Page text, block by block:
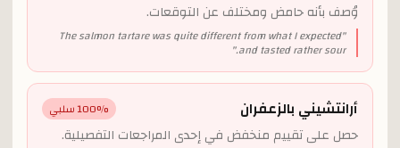
وُصف بأنه حامض ومختلف عن التوقعات.
"
The salmon tartare was quite different from what I expected
and tasted rather sour.
"
أرانتشيني بالزعفران 100% سلبي
حصل على تقييم منخفض في إحدى المراجعات التفصيلية.